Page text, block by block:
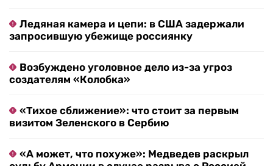
Ледяная камера и цепи: в США задержали
запросившую убежище россиянку
Возбуждено уголовное дело из-за угроз
создателям «Колобка»
«Тихое сближение»: что стоит за первым
визитом Зеленского в Сербию
«А может, что похуже»: Медведев раскрыл